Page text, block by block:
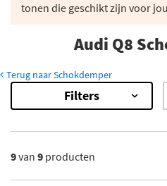
tonen die geschikt zijn voor
Audi Q8
Terug naar Schokdemper
Resultaten
×
Sachs (3)
Filters
9van 9 producten